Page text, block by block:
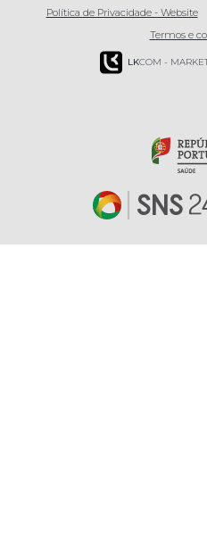
Política de Privacidade - Website
Termos e
LKCOM -